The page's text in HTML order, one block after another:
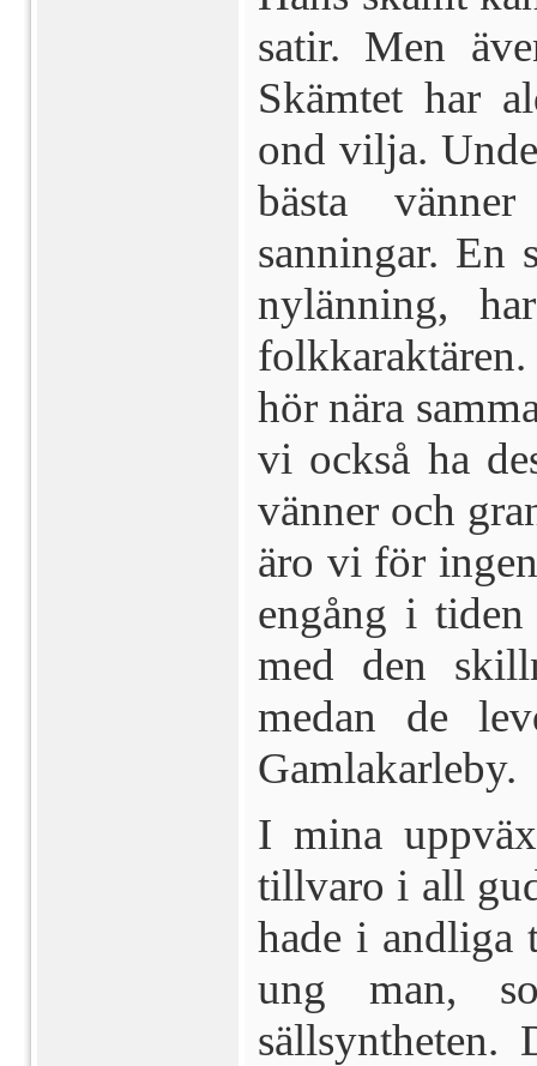
satir. Men
Skämtet har
ond vilja.
bästa
sanningar. En
nylänning,
hör nära
vi också ha
vänner och
äro vi för
engång i
med den
medan de
Gamlakarleby.
I mina
tillvaro i all
hade i andliga
ung man,